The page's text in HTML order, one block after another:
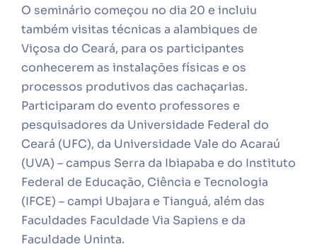
O seminário começou no dia 20 e incluiu
também visitas técnicas a alambiques de
Viçosa do Ceará, para os participantes
conhecerem as instalações físicas e os
processos produtivos das cachaçarias.
Participaram do evento professores e
pesquisadores da Universidade Federal do
Ceará (UFC), da Universidade Vale do Acaraú
(UVA) – campus Serra da Ibiapaba e do Instituto
Federal de Educação, Ciência e Tecnologia
(IFCE) – campi Ubajara e Tianguá, além das
Faculdades Faculdade Via Sapiens e da
Faculdade Uninta.